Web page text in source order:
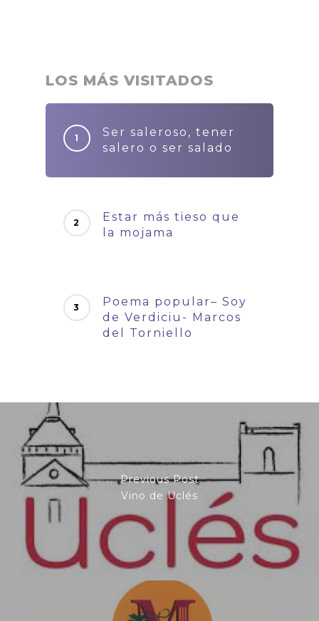
LOS MÁS VISITADOS
Ser saleroso, tener
salero o ser salado
Estar más tieso que
la mojama
Poema popular– Soy
de Verdiciu- Marcos
del Torniello
Previous Post
Vino de Uclés